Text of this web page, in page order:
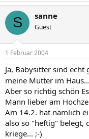
S sanne
Guest
1 Februar 2004
Ja, Babysitter sind
meine Mutter im Haus...
Aber so richtig schön
Mann lieber am
Am 14.2. hat nämlich
also so "heftig" belegt,
kriege... ;-)